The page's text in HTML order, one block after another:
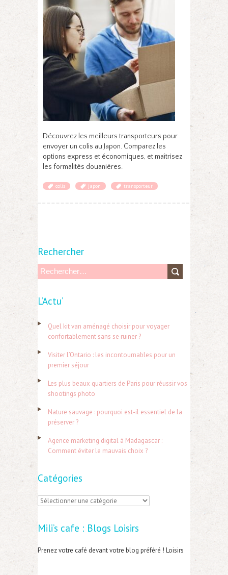
Découvrez les meilleurs transporteurs pour
envoyer un colis au Japon. Comparez les
options express et économiques, et maîtrisez
les formalités douanières.
colis japon transporteur
Rechercher
h
r
:
L’Actu’
Quel kit van aménagé choisir pour voyager
confortablement sans se ruiner ?
Visiter l’Ontario : les incontournables pour un
premier séjour
Les plus beaux quartiers de Paris pour réussir vos
shootings photo
Nature sauvage : pourquoi est-il essentiel de la
préserver ?
Agence marketing digital à Madagascar :
Comment éviter le mauvais choix ?
Catégories
C
t
é
Mili’s cafe : Blogs Loisirs
Prenez votre café devant votre blog préféré ! Loisirs